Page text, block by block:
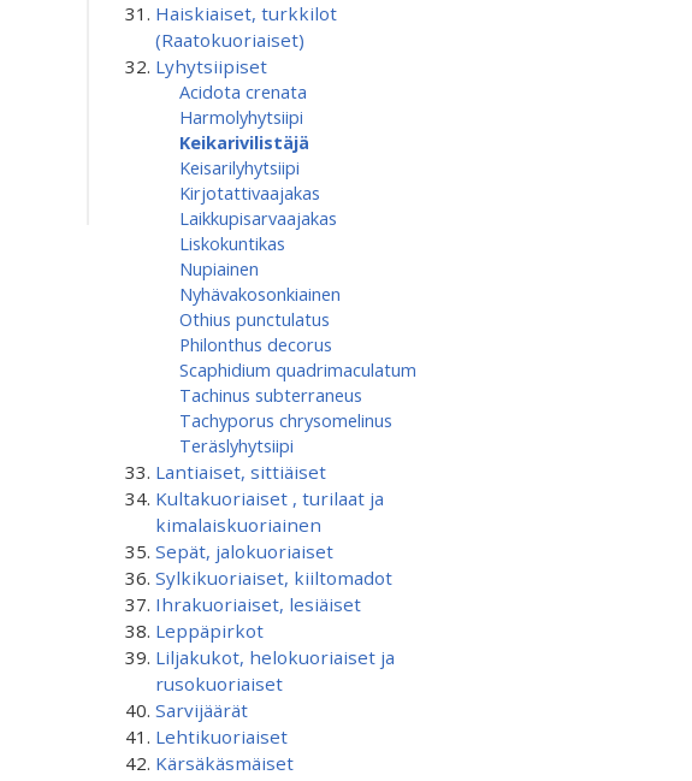
Haiskiaiset, turkkilot
(Raatokuoriaiset)
Lyhytsiipiset
Acidota crenata
Harmolyhytsiipi
Keikarivilistäjä
Keisarilyhytsiipi
Kirjotattivaajakas
Laikkupisarvaajakas
Liskokuntikas
Nupiainen
Nyhävakosonkiainen
Othius punctulatus
Philonthus decorus
Scaphidium quadrimaculatum
Tachinus subterraneus
Tachyporus chrysomelinus
Teräslyhytsiipi
Lantiaiset, sittiäiset
Kultakuoriaiset , turilaat ja
kimalaiskuoriainen
Sepät, jalokuoriaiset
Sylkikuoriaiset, kiiltomadot
Ihrakuoriaiset, lesiäiset
Leppäpirkot
Liljakukot, helokuoriaiset ja
rusokuoriaiset
Sarvijäärät
Lehtikuoriaiset
Kärsäkäsmäiset